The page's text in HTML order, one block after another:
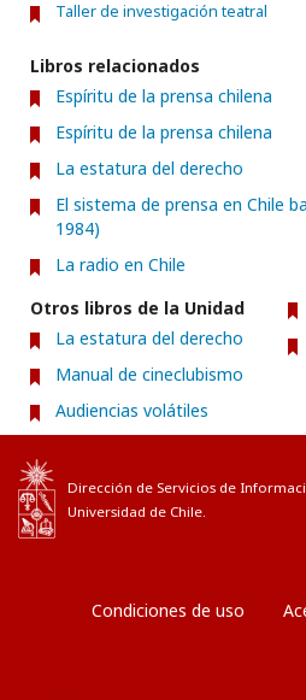
Taller de investigación teatral
Libros relacionados
Espíritu de la prensa chilena
Espíritu de la prensa chilena
La estatura del derecho
El sistema de prensa en Chile
1984)
La radio en Chile
Otros libros de la Unidad
La estatura del derecho
Manual de cineclubismo
Audiencias volátiles
Dirección de Servicios de
Universidad de Chile.
Condiciones de uso